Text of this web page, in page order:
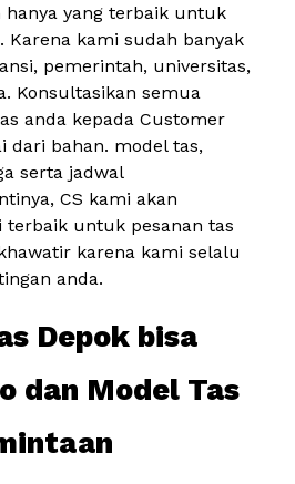
yang terbaik untuk
Karena kami sudah banyak
pemerintah, universitas,
Konsultasikan semua
anda kepada Customer
dari bahan. model tas,
serta jadwal
CS kami akan
terbaik untuk pesanan tas
karena kami selalu
anda.
Depok bisa
dan Model Tas